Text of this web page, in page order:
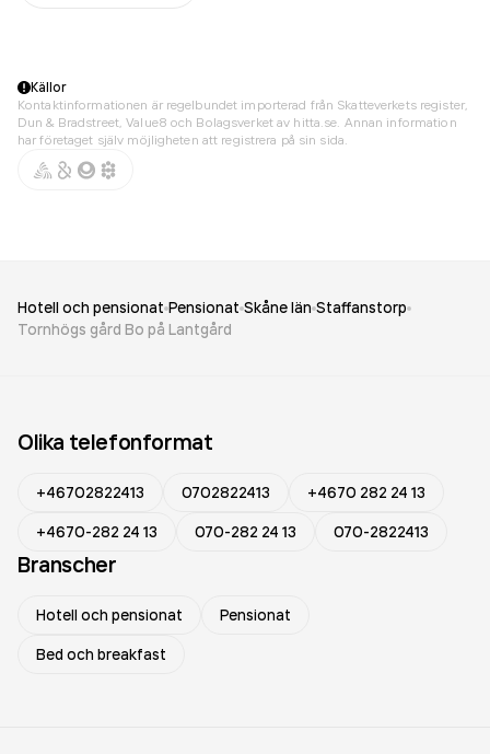
Källor
Kontaktinformationen är regelbundet importerad från Skatteverkets register,
Dun & Bradstreet, Value8 och Bolagsverket av hitta.se. Annan information
har företaget själv möjligheten att registrera på sin sida.
Hotell och pensionat Pensionat Skåne län Staffanstorp
Tornhögs gård Bo på Lantgård
Olika telefonformat
+46702822413 0702822413
+4670 282 24 13
+4670-282 24 13
070-282 24 13 070-2822413
Branscher
Hotell och pensionat
Pensionat
Bed och breakfast